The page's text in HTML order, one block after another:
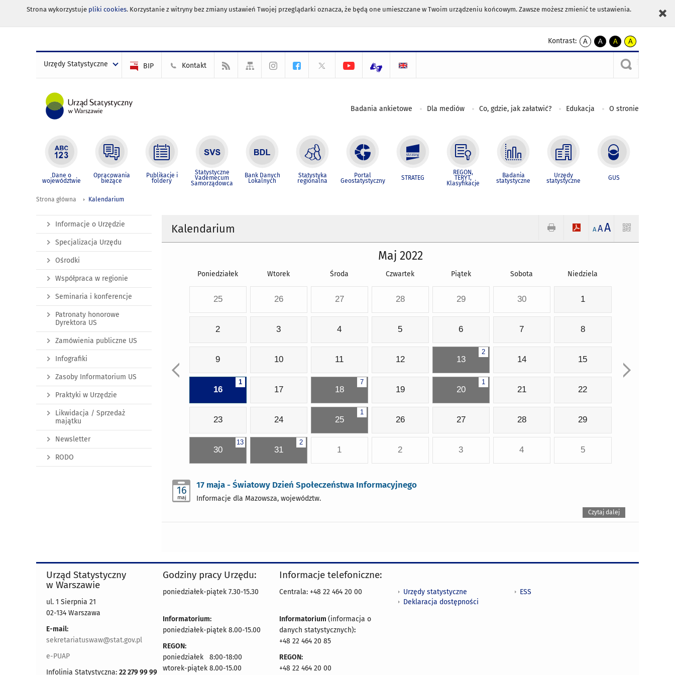
Strona wykorzystuje pliki cookies. Korzystanie z witryny bez zmiany ustawień Twojej przeglądarki oznacza, że będą one umieszczane w Twoim urządzeniu końcowym. Zawsze możesz zmienić te ustawienia.
Kontrast:
A
kontrast
A
kontrast
czarnym
A
kontrast
żółty
tekst
czarnym
A
kontrast
czarny
tekst
żółtym
Urzędy Statystyczne BIP Kontakt
Badania ankietowe Dla mediów Co, gdzie, jak załatwić? Edukacja O stronie
Dane o
województwie
Opracowania
bieżące
Publikacje i
foldery
Statystyczne
Vademecum
Samorządowca
Bank Danych
Lokalnych
Statystyka
regionalna
Portal
Geostatystyczny STRATEG
REGON,
TERYT,
Klasyfikacje
Badania
statystyczne
Urzędy
statystyczne GUS
Strona główna Kalendarium
Kalendarium A AA
Maj 2022
Poniedziałek Wtorek Środa Czwartek Piątek Sobota Niedziela
25 26 27 28 29 30 1
2 3 4 5 6 7 8
9 10 11 12
2
13 14 15
1
16 17
7
18 19
1
20 21 22
23 24
1
25 26 27 28 29
13
30
2
31 1 2 3 4 5
16
maj
17 maja - Światowy Dzień Społeczeństwa Informacyjnego
Informacje dla Mazowsza, województw.
Czytaj dalej
Informacje o Urzędzie
Specjalizacja Urzędu
Ośrodki
Współpraca w regionie
Seminaria i konferencje
Patronaty honorowe
Dyrektora US
Zamówienia publiczne US
Infografiki
Zasoby Informatorium US
Praktyki w Urzędzie
Likwidacja / Sprzedaż
majątku
Newsletter
RODO
Urząd Statystyczny
w Warszawie
ul. 1 Sierpnia 21
02-134 Warszawa
E-mail:
sekretariatuswaw@stat.gov.pl
e-PUAP
Infolinia Statystyczna: 22 279 99 99
Godziny pracy Urzędu:
poniedziałek-piątek 7.30-15.30
Informatorium:
poniedziałek-piątek 8.00-15.00
REGON:
poniedziałek 8:00-18:00
wtorek-piątek 8.00-15.00
Informacje telefoniczne:
Centrala: +48 22 464 20 00
Informatorium (informacja o
danych statystycznych):
+48 22 464 20 85
REGON:
+48 22 464 20 00
Urzędy statystyczne
Deklaracja dostępności
ESS